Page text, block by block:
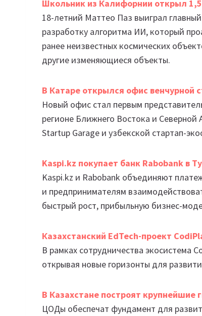
Школьник из Калифорнии открыл
18-летний Маттео Паз выиграл
разработку алгоритма ИИ, который
ранее неизвестных космических
другие изменяющиеся объекты.
В Катаре открылся офис венчурной
Новый офис стал первым
регионе Ближнего Востока и
Startup Garage и узбекской стартап-
Kaspi.kz покупает банк Rabobank в
Kaspi.kz и Rabobank объединяют
и предпринимателям
быстрый рост, прибыльную бизнес-
Казахстанский EdTech-проект
В рамках сотрудничества экосистема
открывая новые горизонты для
В Казахстане построят
ЦОДы обеспечат фундамент для